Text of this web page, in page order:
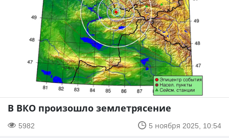
В ВКО произошло землетрясение
5982 5 ноября 2025, 10:54